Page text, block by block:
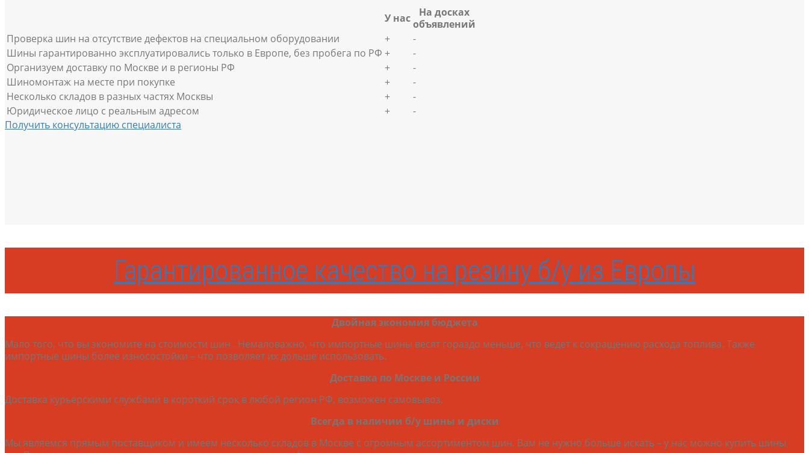
У нас
На досках
объявлений
Проверка шин на отсутствие дефектов на специальном оборудовании
+
-
Шины гарантированно эксплуатировались только в Европе, без пробега по РФ +
-
Организуем доставку по Москве и в регионы РФ
+
-
Шиномонтаж на месте при покупке
+
-
Несколько складов в разных частях Москвы
+
-
Юридическое лицо с реальным адресом
+
-
Получить консультацию специалиста
Гарантированное качество на резину б/у из Европы
Двойная экономия бюджета
Мало того, что вы экономите на стоимости шин . Немаловажно, что импортные шины весят гораздо меньше, что ведет к сокращению расхода топлива. Также
импортные шины более износостойки – что позволяет их дольше использовать.
Доставка по Москве и России
Доставка курьерскими службами в короткий срок в любой регион РФ, возможен самовывоз.
Всегда в наличии б/у шины и диски
Мы являемся прямым поставщиком и имеем несколько складов в Москве с огромным ассортиментом шин. Вам не нужно больше искать – у нас можно купить шины